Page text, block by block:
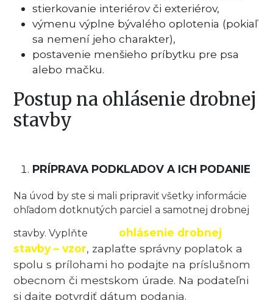
stierkovanie interiérov či exteriérov,
výmenu výplne bývalého oplotenia (pokiaľ
sa nemení jeho charakter),
postavenie menšieho príbytku pre psa
alebo mačku.
Postup na ohlásenie drobnej
stavby
PRÍPRAVA PODKLADOV A ICH PODANIE
Na úvod by ste si mali pripraviť všetky informácie
ohľadom dotknutých parciel a samotnej drobnej
stavby. Vyplňte
ohlásenie drobnej
stavby – vzor, zaplaťte správny poplatok a
spolu s prílohami ho podajte na príslušnom
obecnom či mestskom úrade. Na podateľni
si dajte potvrdiť dátum podania.